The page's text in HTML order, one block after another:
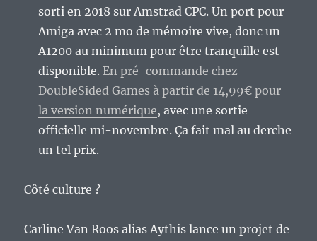
sorti en 2018 sur Amstrad CPC. Un port pour
Amiga avec 2 mo de mémoire vive, donc un
A1200 au minimum pour être tranquille est
disponible.En pré-commande chez
DoubleSided Games à partir de 14,99€ pour
la version numérique, avec une sortie
officielle mi-novembre. Ça fait mal au derche
un tel prix.
Côté culture ?
Carline Van Roos alias Aythis lance un projet de